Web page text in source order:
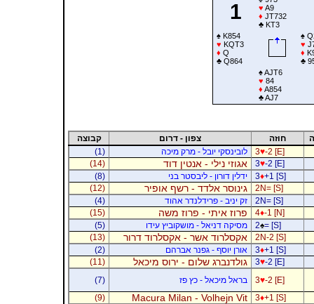
1
♥ A9
♦ JT732
♣KT3
♠K854
♥ KQT3
♦ Q
♣Q864
♠
♥
♦
♣
♠AJT6
♥ 84
♦ A854
♣AJ7
חוזה צפון - דרום
קבוצה
3♥-2 [E] לובינסקי יובל - מרק מיכה
(1)
3♥-2 [E] אגוזי נילי - אנטין דוד
(14)
3♦+1 [S] ידלין דורון - ליבסטר בני
(8)
2N= [S]
גינוסר אלדד - רשף אופיר
(12)
2N= [S]
זק יניב - פרידלנדר אהוד
(4)
4♦-1 [N] פרוז איתי - פרוז משה
(15)
2♠= [S] מסיקה דניאל - מושקוביץ עידו
(5)
2N-2 [S]
אקסלרוד אשר - אקסלרוד דרור
(13)
3♦+1 [S] אורן יוסף - גפנר אברהם
(2)
3♥-2 [E] גולדנברג שלום - ירוס מיכאל
(11)
3♥-2 [E] בראל מיכאל - כץ פז
(7)
3♦+1 [S]
Macura Milan - Volhejn Vit
(9)